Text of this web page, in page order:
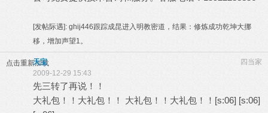
[发帖际遇]: ghij446跟踪成昆进入明教密道，结果：修炼成功乾坤大挪
移，增加声望1。
点击重新加载 四当家
天宝
2009-12-29 15:43
先三转了再说！！
大礼包！！大礼包！！
大礼包！！大礼包！！[s:06] [s:06]